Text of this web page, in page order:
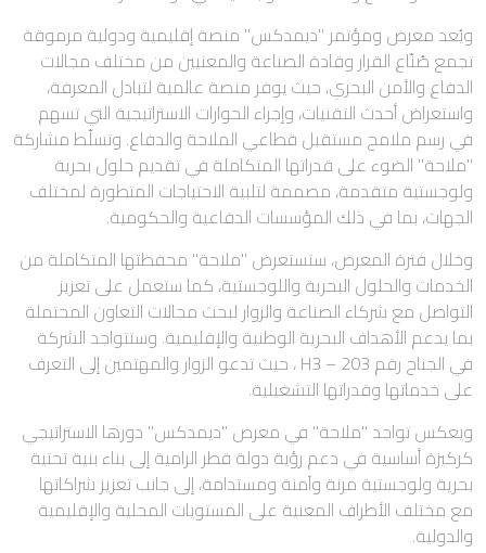
ويُعد معرض ومؤتمر "ديمدكس" منصة إقليمية ودولية مرموقة
تجمع صُنّاع القرار وقادة الصناعة والمعنيين من مختلف مجالات
الدفاع والأمن البحري، حيث يوفر منصة عالمية لتبادل المعرفة،
واستعراض أحدث التقنيات، وإجراء الحوارات الاستراتيجية التي تسهم
في رسم ملامح مستقبل قطاعي الملاحة والدفاع. وتسلّط مشاركة
"ملاحة" الضوء على قدراتها المتكاملة في تقديم حلول بحرية
ولوجستية متقدمة، مصممة لتلبية الاحتياجات المتطورة لمختلف
الجهات، بما في ذلك المؤسسات الدفاعية والحكومية.
وخلال فترة المعرض، ستستعرض "ملاحة" محفظتها المتكاملة من
الخدمات والحلول البحرية واللوجستية، كما ستعمل على تعزيز
التواصل مع شركاء الصناعة والزوار لبحث مجالات التعاون المحتملة
بما يدعم الأهداف البحرية الوطنية والإقليمية. وستتواجد الشركة
في الجناح رقم H3 – 203 ، حيث تدعو الزوار والمهتمين إلى التعرف
على خدماتها وقدراتها التشغيلية.
ويعكس تواجد "ملاحة" في معرض "ديمدكس" دورها الاستراتيجي
كركيزة أساسية في دعم رؤية دولة قطر الرامية إلى بناء بنية تحتية
بحرية ولوجستية مرنة وآمنة ومستدامة، إلى جانب تعزيز شراكاتها
مع مختلف الأطراف المعنية على المستويات المحلية والإقليمية
والدولية.